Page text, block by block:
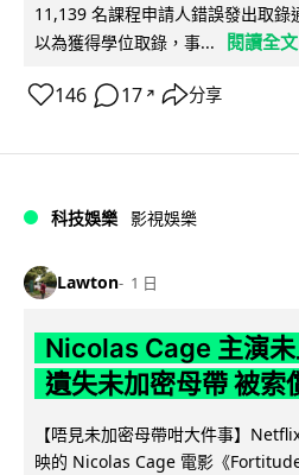
11,139 名課程申請人錯誤發出取錄
以為獲得學位取錄，事...
閱讀全文
146 17 ↗ 分享
科技娛樂 影視娛樂
Lawton 1 日
Nicolas Cage 主演
遺失未加密母帶 被索
【唔見未加密母帶咁大件事】
映的 Nicolas Cage 電影《